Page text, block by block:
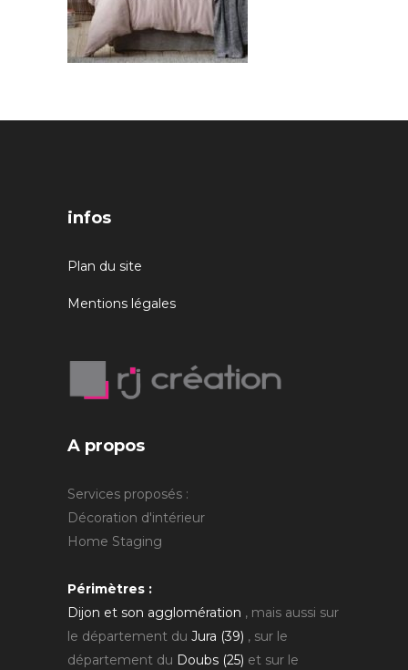
infos
Plan du site
Mentions légales
A propos
Services proposés :
Décoration d'intérieur
Home Staging
Périmètres :
Dijon et son agglomération , mais aussi sur
le département du Jura (39) , sur le
département du Doubs (25) et sur le